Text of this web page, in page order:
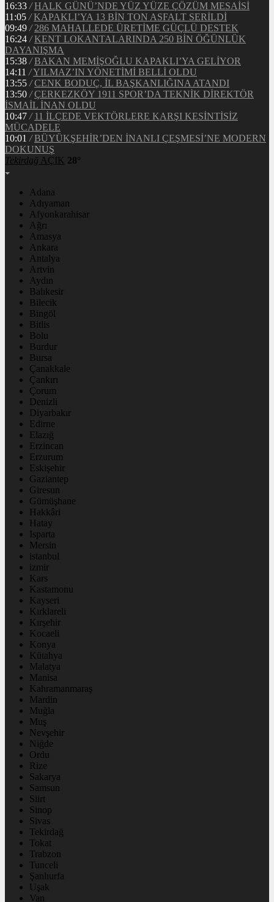
16:33 / HALK GÜNÜ’NDE YÜZ YÜZE ÇÖZÜM MESAİSİ
11:05 / KAPAKLI’YA 13 BİN TON ASFALT SERİLDİ
09:49 / 286 MAHALLEDE ÜRETİME GÜÇLÜ DESTEK
16:24 / KENT LOKANTALARINDA 250 BİN ÖĞÜNLÜK
DAYANIŞMA
15:38 / BAKAN MEMİŞOĞLU KAPAKLI’YA GELİYOR
14:11 /YILMAZ’IN YÖNETİMİ BELLİ OLDU
13:55 / CENK BODUÇ, İL BAŞKANLIĞINA ATANDI
13:50 / ÇERKEZKÖY 1911 SPOR’DA TEKNİK DİREKTÖR
İSMAİL İNAN OLDU
10:47 / 11 İLÇEDE VEKTÖRLERE KARŞI KESİNTİSİZ
MÜCADELE
10:01 / BÜYÜKŞEHİR’DEN İNANLI ÇEŞMESİ’NE MODERN
DOKUNUŞ
Tekirdağ AÇIK 28°
Adana
Adıyaman
Afyonkarahisar
Ağrı
Amasya
Ankara
Antalya
Artvin
Aydın
Balıkesir
Bilecik
Bingöl
Bitlis
Bolu
Burdur
Bursa
Çanakkale
Çankırı
Çorum
Denizli
Diyarbakır
Edirne
Elazığ
Erzincan
Erzurum
Eskişehir
Gaziantep
Giresun
Gümüşhane
Hakkâri
Hatay
Isparta
Mersin
istanbul
izmir
Kars
Kastamonu
Kayseri
Kırklareli
Kırşehir
Kocaeli
Konya
Kütahya
Malatya
Manisa
Kahramanmaraş
Mardin
Muğla
Muş
Nevşehir
Niğde
Ordu
Rize
Sakarya
Samsun
Siirt
Sinop
Sivas
Tekirdağ
Tokat
Trabzon
Tunceli
Şanlıurfa
Uşak
Van